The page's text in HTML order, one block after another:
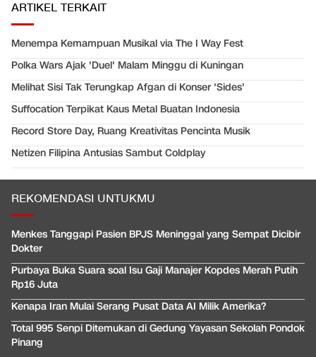
ARTIKEL TERKAIT
Menempa Kemampuan Musikal via The I Way Fest
Polka Wars Ajak 'Duel' Malam Minggu di Kuningan
Melihat Sisi Tak Terungkap Afgan di Konser 'Sides'
Suffocation Terpikat Kaus Metal Buatan Indonesia
Record Store Day, Ruang Kreativitas Pencinta Musik
Netizen Filipina Antusias Sambut Coldplay
REKOMENDASI UNTUKMU
Menkes Tanggapi Pasien BPJS Meninggal yang Sempat Dicibir
Dokter
Purbaya Buka Suara soal Isu Gaji Manajer Kopdes Merah Putih
Rp16 Juta
Kenapa Iran Mulai Serang Pusat Data AI Milik Amerika?
Total 995 Senpi Ditemukan di Gedung Yayasan Sekolah Pondok
Pinang